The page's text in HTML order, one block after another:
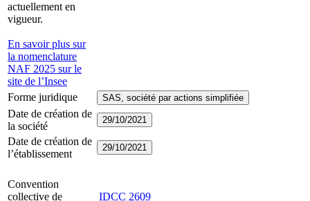
actuellement en
vigueur.
En savoir plus sur
la nomenclature
NAF 2025 sur le
site de l’Insee
Forme juridique
SAS, société par actions simplifiée
Date de création de
la société
29/10/2021
Date de création de
l’établissement
29/10/2021
Convention
collective de
IDCC 2609